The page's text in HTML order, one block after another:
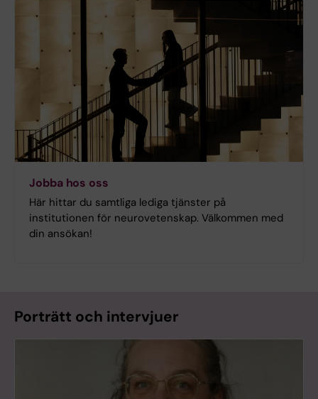
Jobba hos oss
Här hittar du samtliga lediga tjänster på
institutionen för neurovetenskap. Välkommen med
din ansökan!
Porträtt och intervjuer